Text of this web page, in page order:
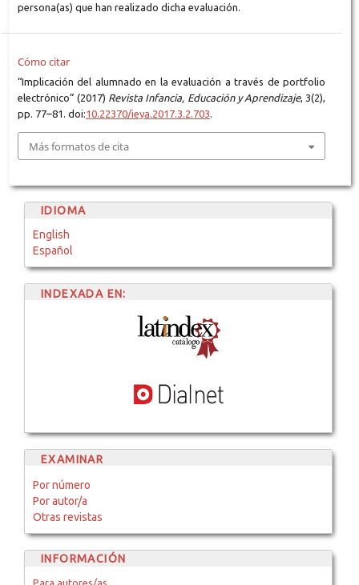
persona(as) que han realizado dicha evaluación.
Cómo citar
“Implicación del alumnado en la evaluación a través de portfolio
electrónico” (2017) Revista Infancia, Educación y Aprendizaje, 3(2),
pp. 77–81. doi:10.22370/ieya.2017.3.2.703.
Más formatos de cita
IDIOMA
English
Español
INDEXADA EN:
EXAMINAR
Por número
Por autor/a
Otras revistas
INFORMACIÓN
Para autores/as